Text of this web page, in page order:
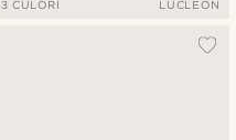
3 CULORI LUCLEON